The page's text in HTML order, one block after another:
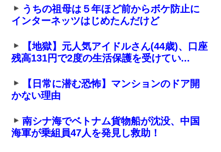
うちの祖母は５年ほど前からボケ防止に
インターネッツはじめたんだけど
【地獄】元人気アイドルさん(44歳)、口座
残高131円で2度の生活保護を受けてい...
【日常に潜む恐怖】マンションのドア開
かない理由
南シナ海でベトナム貨物船が沈没、中国
海軍が乗組員47人を発見し救助！